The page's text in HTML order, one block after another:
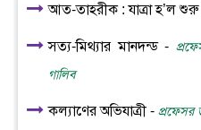
আত-তাহরীক : যাত্রা হ’ল শুরু
সত্য-মিথ্যার মানদন্ড -
গালিব
কল্যাণের অভিযাত্রী - প্রফেসর